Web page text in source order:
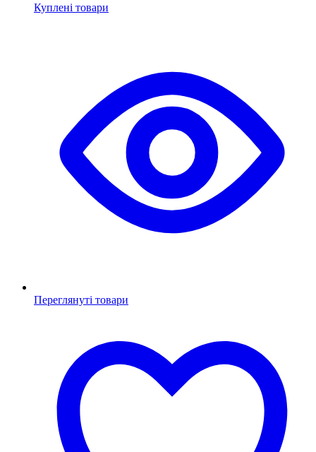
Куплені товари
Переглянуті товари